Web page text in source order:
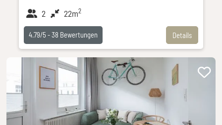
2 22m2
Details
4.79/5 -38 Bewertungen